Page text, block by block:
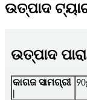
ଉତ୍ପାଦ
ଉତ୍ପାଦ
କାଗଜ ସାମଗ୍ରୀ
|
9